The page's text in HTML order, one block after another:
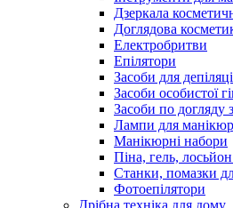
Дзеркала
Доглядова
Електробритви
Епілятори
Засоби для
Засоби особистої
Засоби по догляду
Лампи для
Манікюрні набори
Піна, гель,
Станки, помазки
Фотоепілятори
Дрібна техніка для дому